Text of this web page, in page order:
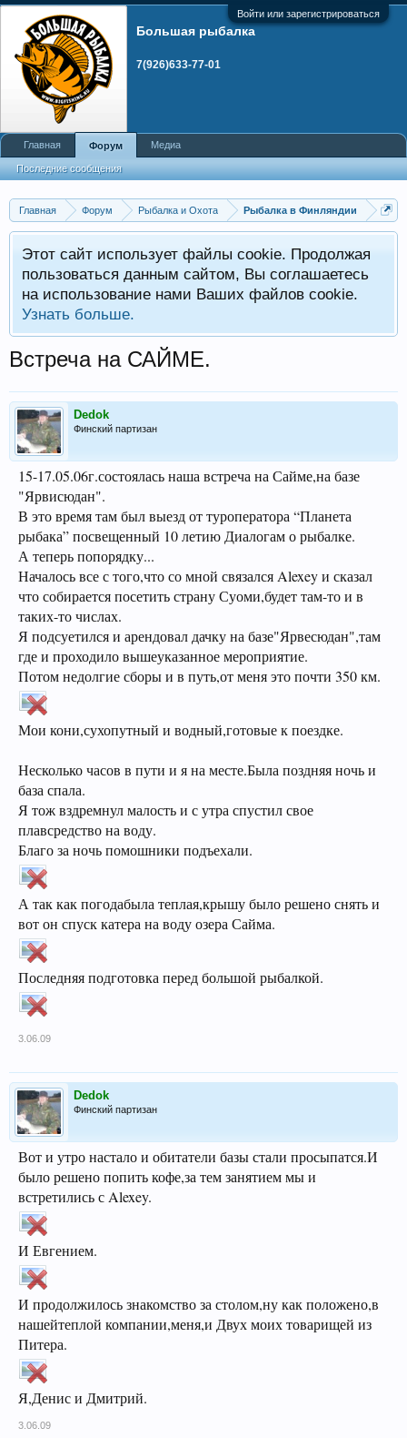
Войти или зарегистрироваться
Главная Форум Рыбалка и Охота Рыбалка в Финляндии
Этот сайт использует файлы cookie. Продолжая
пользоваться данным сайтом, Вы соглашаетесь
на использование нами Ваших файлов cookie.
Узнать больше.
Встреча на САЙМЕ.
Dedok
Финский партизан
15-17.05.06г.состоялась наша встреча на Сайме,на базе
"Ярвисюдан".
В это время там был выезд от туроператора “Планета
рыбака” посвещенный 10 летию Диалогам о рыбалке.
А теперь попорядку...
Началось все с того,что со мной связался Alexey и сказал
что собирается посетить страну Суоми,будет там-то и в
таких-то числах.
Я подсуетился и арендовал дачку на базе"Ярвесюдан",там
где и проходило вышеуказанное мероприятие.
Потом недолгие сборы и в путь,от меня это почти 350 км.
Мои кони,сухопутный и водный,готовые к поездке.
Несколько часов в пути и я на месте.Была поздняя ночь и
база спала.
Я тож вздремнул малость и с утра спустил свое
плавсредство на воду.
Благо за ночь помошники подъехали.
А так как погодабыла теплая,крышу было решено снять и
вот он спуск катера на воду озера Сайма.
Последняя подготовка перед большой рыбалкой.
3.06.09
Dedok
Финский партизан
Вот и утро настало и обитатели базы стали просыпатся.И
было решено попить кофе,за тем занятием мы и
встретились с Alexey.
И Евгением.
И продолжилось знакомство за столом,ну как положено,в
нашейтеплой компании,меня,и Двух моих товарищей из
Питера.
Я,Денис и Дмитрий.
3.06.09
Большая рыбалка
7(926)633-77-01
Главная Форум
Последние сообщения
Медиа